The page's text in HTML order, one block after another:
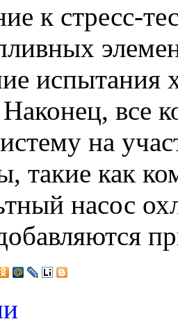
к стресс-
испытания
все
на
такие как
насос